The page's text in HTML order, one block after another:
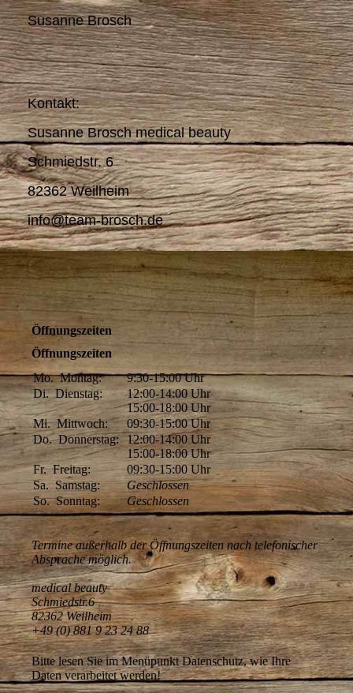
Susanne Brosch
Kontakt:
Susanne Brosch medical beauty
Schmiedstr. 6
82362 Weilheim
info@team-brosch.de
Öffnungszeiten
Öffnungszeiten
Mo.Montag: 9:30-15:00Uhr
Di.Dienstag: 12:00-14:00Uhr
15:00-18:00Uhr
Mi.Mittwoch: 09:30-15:00Uhr
Do.Donnerstag:12:00-14:00Uhr
15:00-18:00Uhr
Fr.Freitag: 09:30-15:00Uhr
Sa. Samstag:
Geschlossen
So.Sonntag: Geschlossen
Termine außerhalb der Öffnungszeiten nach telefonischer
Absprache möglich.
medical beauty
Schmiedstr.6
82362 Weilheim
+49 (0) 881 9 23 24 88
Bitte lesen Sie im Menüpunkt Datenschutz, wie Ihre
Daten verarbeitet werden!